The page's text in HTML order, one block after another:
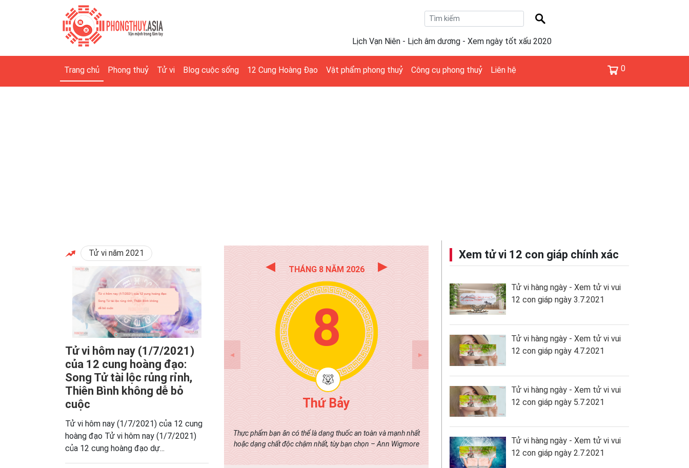
Lịch Vạn Niên - Lịch âm dương - Xem ngày tốt xấu 2020
Trang chủ Phong thuỷ Tử vi Blog cuộc sống 12 Cung Hoàng Đạo Vật phẩm phong thuỷ Công cụ phong thuỷ Liên hệ 0
Tử vi năm 2021
Tử vi hôm nay (1/7/2021)
của 12 cung hoàng đạo:
Song Tử tài lộc rủng rỉnh,
Thiên Bình không dễ bỏ
cuộc
Tử vi hôm nay (1/7/2021) của 12 cung
hoàng đạo Tử vi hôm nay (1/7/2021)
của 12 cung hoàng đạo dự...
THÁNG 8 NĂM 2026
8
Thứ Bảy
Thực phẩm bạn ăn có thể là dạng thuốc an toàn và mạnh nhất
hoặc dạng chất độc chậm nhất, tùy bạn chọn – Ann Wigmore
Xem tử vi 12 con giáp chính xác
Tử vi hàng ngày - Xem tử vi vui
12 con giáp ngày 3.7.2021
Tử vi hàng ngày - Xem tử vi vui
12 con giáp ngày 4.7.2021
Tử vi hàng ngày - Xem tử vi vui
12 con giáp ngày 5.7.2021
Tử vi hàng ngày - Xem tử vi vui
12 con giáp ngày 2.7.2021